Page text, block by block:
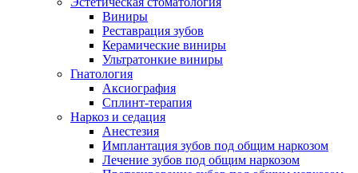
Виниры
Реставрация зубов
Керамические виниры
Ультратонкие виниры
Гнатология
Аксиография
Сплинт-терапия
Наркоз и седация
Анестезия
Имплантация зубов под общим наркозом
Лечение зубов под общим наркозом